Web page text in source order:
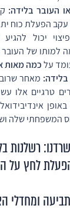
העובר בלידה:
הפעלת כוח
יכול להגיע
למותו של
עלכמה מאות
מאחר שרוב
טרגיים אלו
המשפחתי שלה
רשלנות
לחץ על
ומחדלי